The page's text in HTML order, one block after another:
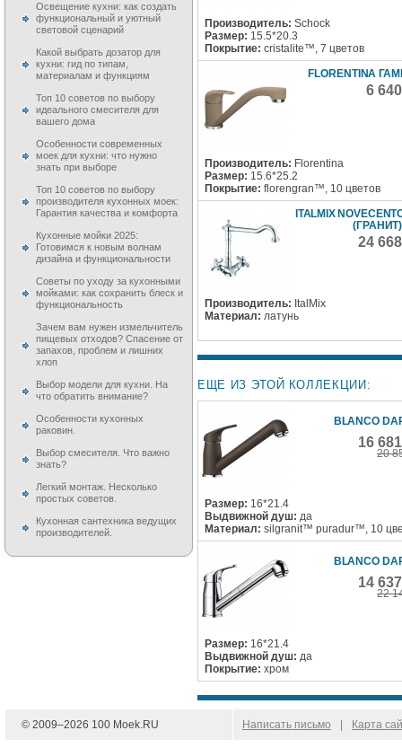
Производитель: Schock
Размер: 15.5*20.3
Покрытие: cristalite™, 7 цветов
FLORENTINA
6
Производитель: Florentina
Размер: 15.6*25.2
Покрытие: florengran™, 10 цветов
ITALMIX
(ГРАНИТ)
24
Производитель: ItalMix
Материал: латунь
ЕЩЕ ИЗ ЭТОЙ КОЛЛЕКЦИИ:
BLANCO
16
20
Размер: 16*21.4
Выдвижной душ: да
Материал: silgranit™ puradur™, 10
BLANCO
14
22
Размер: 16*21.4
Выдвижной душ: да
Покрытие: хром
Освещение кухни: как создать
функциональный и уютный
световой сценарий
Какой выбрать дозатор для
кухни: гид по типам,
материалам и функциям
Топ 10 советов по выбору
идеального смесителя для
вашего дома
Особенности современных
моек для кухни: что нужно
знать при выборе
Топ 10 советов по выбору
производителя кухонных моек:
Гарантия качества и комфорта
Кухонные мойки 2025:
Готовимся к новым волнам
дизайна и функциональности
Советы по уходу за кухонными
мойками: как сохранить блеск и
функциональность
Зачем вам нужен измельчитель
пищевых отходов? Спасение от
запахов, проблем и лишних
хлоп
Выбор модели для кухни. На
что обратить внимание?
Особенности кухонных
раковин.
Выбор смесителя. Что важно
знать?
Легкий монтаж. Несколько
простых советов.
Кухонная сантехника ведущих
производителей.
© 2009–2026 100 Moek.RU Написать письмо Карта